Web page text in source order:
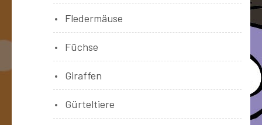
Fledermäuse
Füchse
Giraffen
Gürteltiere